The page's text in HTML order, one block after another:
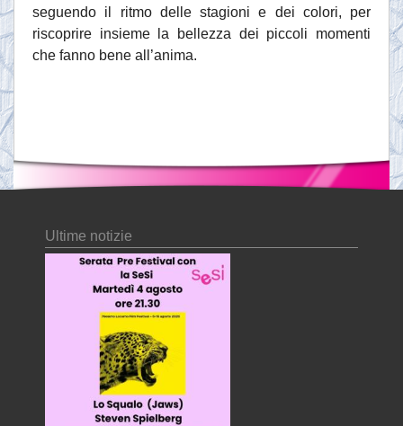
seguendo il ritmo delle stagioni e dei colori, per
riscoprire insieme la bellezza dei piccoli momenti
che fanno bene all’anima.
Ultime notizie